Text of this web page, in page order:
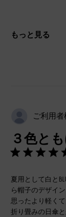
もっと見る
ご利用者
３色と
夏用として白と
ら帽子のデザイ
思ったより軽く
折り畳みの日傘